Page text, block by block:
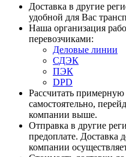
Доставка в другие
удобной для Вас
Наша организация
перевозчиками:
Деловые линии
СДЭК
ПЭК
DPD
Рассчитать
самостоятельно,
компании выше.
Отправка в другие
предоплате. Доставка
компании